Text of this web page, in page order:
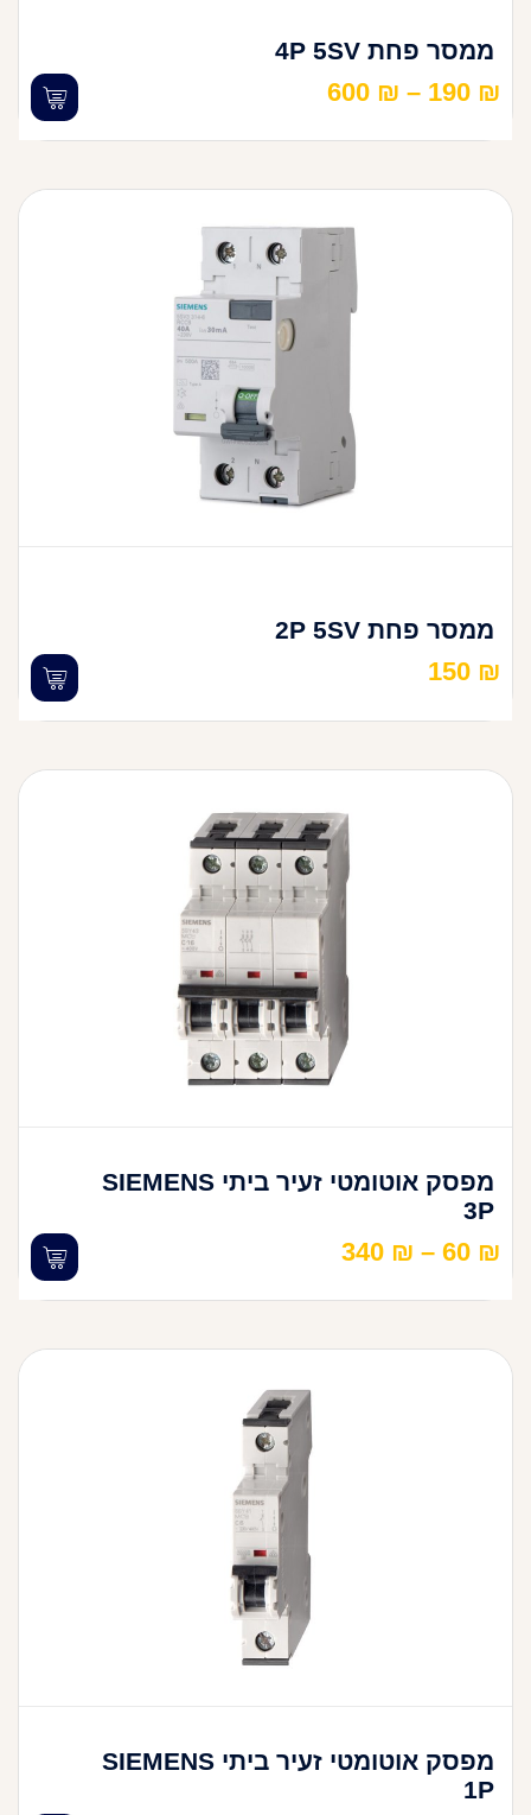
ממסר פחת 4P 5SV
190 ₪
–
600 ₪
ממסר פחת 2P 5SV
150 ₪
מפסק אוטומטי זעיר ביתי SIEMENS
3P
60 ₪
–
340 ₪
מפסק אוטומטי זעיר ביתי SIEMENS
1P